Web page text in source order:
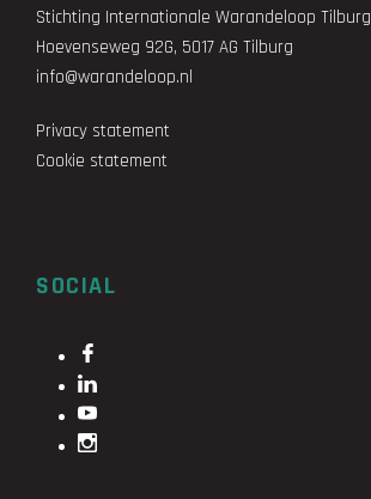
Stichting Internationale Warandeloop Tilburg
Hoevenseweg 92G, 5017 AG Tilburg
info@warandeloop.nl
Privacy statement
Cookie statement
SOCIAL